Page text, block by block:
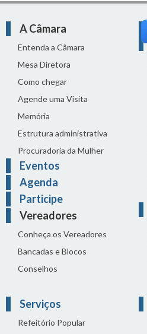
A Câmara
Entenda a Câmara
Mesa Diretora
Como chegar
Agende uma Visita
Memória
Estrutura administrativa
Procuradoria da Mulher
Eventos
Agenda
Participe
Vereadores
Conheça os Vereadores
Bancadas e Blocos
Conselhos
Serviços
Refeitório Popular